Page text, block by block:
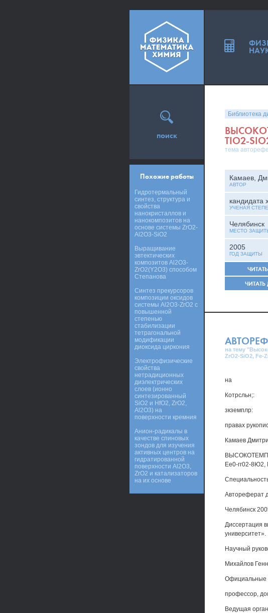
Библиотека
TIO2-
тема
Камаев,
АВТОР
кандидата
УЧЕНАЯ
Челябинск
МЕСТО
2005
ГОД ЗАЩИТЫ
на тему
ZrO2-SiO2, Fe-
на
Котрсльн;:
зкземплр:
правах
Камаев
Ее0-гг02-8Ю2,
Автореферат
Челябинск
Диссертация
университет».
Научный
Михайлов
Официальные
профессор,
Ведущая
поиск
Похожие работы
Гидротермальный
синтез, структура и
свойства
нанокристаллов и
нанокомпозитов на
основе системы ZrO2-
Al2O3-SiO2
Выращивание
эвтектических
композитов Al2O3-
ZrO2(Y2O3) способом
Степанова
Синтез прекурсоров
композиции оксидов
системы Al2O3-ZrO2 с
повышенной
степенью
стабилизации
тетрагональной
модификации
диоксида циркония
Электрофизические
свойства
нетрадиционных
диэлектрических
слоев (ионно
синтезированный
SiO2 и HfO2, ZrO2,
Al2O3) на
поверхности кремния
Анион-радикалы в
качестве спиновых
зондов для изучения
активных центров на
гидратированной
поверхности Al2O3,
ZrO2 и катализаторов
на их основе